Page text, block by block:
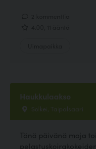
Haukkulaakso
Solkei, Taipalsaari
Tänä päivänä maja